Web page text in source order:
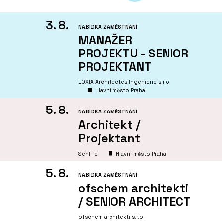
3. 8. NABÍDKA ZAMĚSTNÁNÍ
MANAŽER
PROJEKTU - SENIOR
PROJEKTANT
LOXIA Architectes Ingenierie s.r.o.
Hlavní město Praha
5. 8. NABÍDKA ZAMĚSTNÁNÍ
Architekt /
Projektant
Senlife Hlavní město Praha
5. 8. NABÍDKA ZAMĚSTNÁNÍ
ofschem architekti
/ SENIOR ARCHITECT
ofschem architekti s.r.o.